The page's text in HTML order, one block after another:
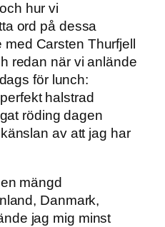
hur vi
ord på dessa
Carsten Thurfjell
redan när vi anlände
för lunch:
halstrad
röding dagen
av att jag har
mängd
Danmark,
jag mig minst